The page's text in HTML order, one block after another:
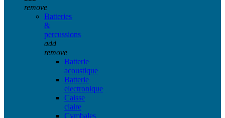
remove
Batteries
&
percussions
add
remove
Batterie
acoustique
Batterie
electronique
Caisse
claire
Cymbales